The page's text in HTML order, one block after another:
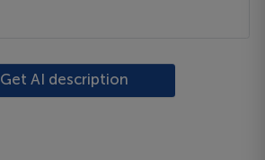
Get AI description